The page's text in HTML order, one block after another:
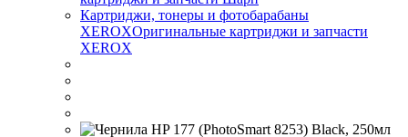
Картриджи, тонеры и фотобарабаны
XEROXОригинальные картриджи и запчасти
XEROX